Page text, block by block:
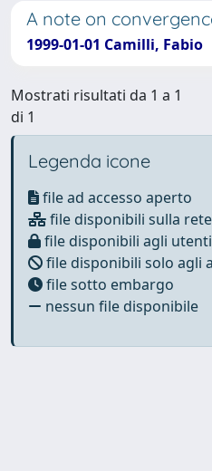
A note on
1999-01-01 Camilli, Fabio
Mostrati risultati da 1 a 1
di 1
Legenda icone
file ad accesso aperto
file disponibili sulla
file disponibili agli
file disponibili solo agli
file sotto embargo
nessun file disponibile